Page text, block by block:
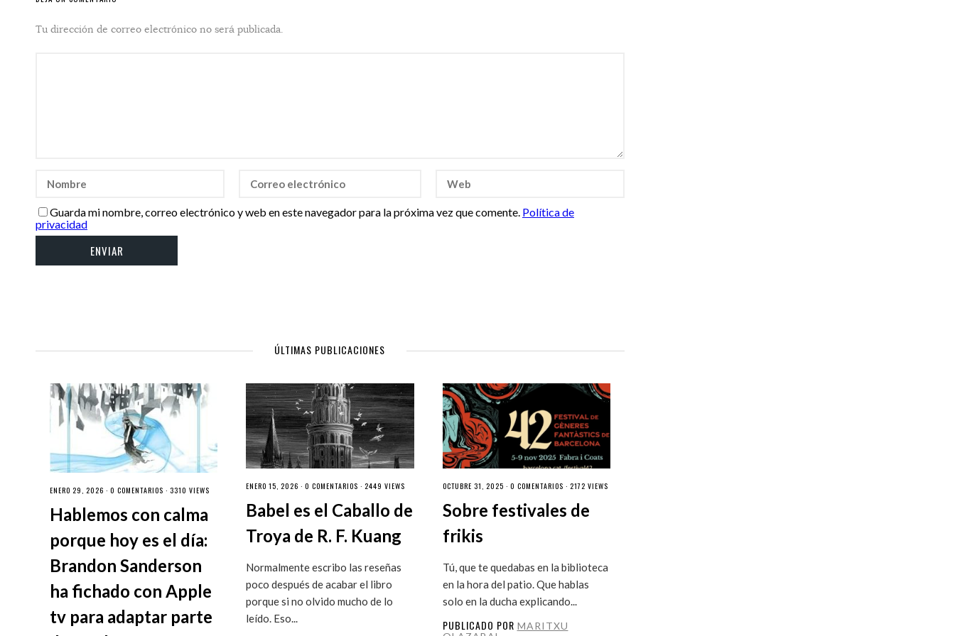
Tu dirección de correo electrónico no será publicada.
Guarda mi nombre, correo electrónico y web en este navegador para la próxima vez que comente. Política de
privacidad
ÚLTIMAS PUBLICACIONES
ENERO 29, 2026 · 0 COMENTARIOS · 3310 VIEWS
Hablemos con calma
porque hoy es el día:
Brandon Sanderson
ha fichado con Apple
tv para adaptar parte
ENERO 15, 2026 ·0 COMENTARIOS · 2449 VIEWS
Babel es el Caballo de
Troya de R. F. Kuang
Normalmente escribo las reseñas
poco después de acabar el libro
porque si no olvido mucho de lo
leído. Eso...
OCTUBRE 31, 2025 · 0 COMENTARIOS · 2172 VIEWS
Sobre festivales de
frikis
Tú, que te quedabas en la biblioteca
en la hora del patio. Que hablas
solo en la ducha explicando...
PUBLICADO POR MARITXU